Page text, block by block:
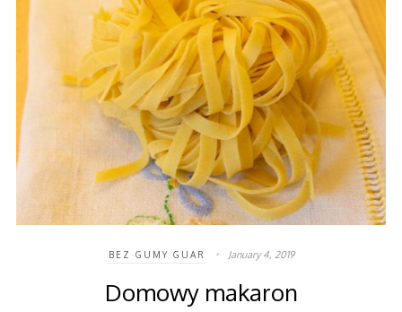
BEZ GUMY GUAR January 4, 2019
Domowy makaron